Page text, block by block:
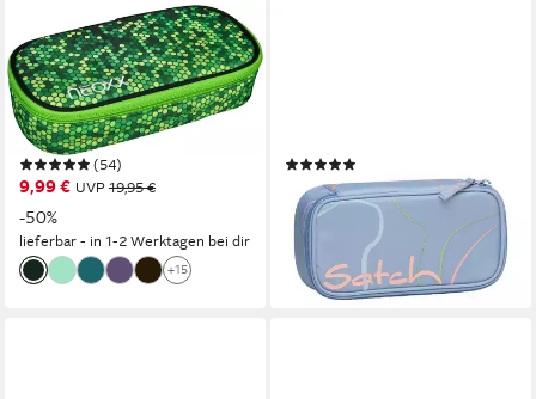
NEOXX
Schreibgeräteetui
Schlamperbox, Jump,
teilweise aus recyceltem
Material
(54)
9,99 € UVP 19,95 €
-50%
lieferbar - in 1-2 Werktagen bei dir
+15
17,49 € UVP24,99 €
-30%
lieferbar - in 3-4 Werktagen bei dir
+28